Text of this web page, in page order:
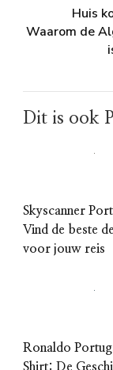
Huis
Waarom de
Dit is ook
Skyscanner
Vind de beste
voor jouw reis
Ronaldo
Shirt: De